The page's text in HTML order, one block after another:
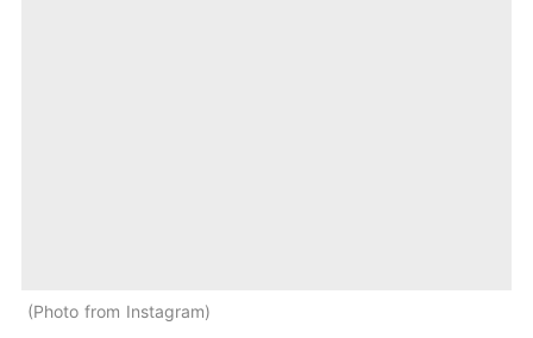
Photo from Instagram